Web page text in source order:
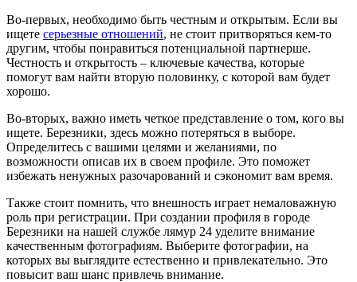
Во-первых, необходимо быть честным и открытым. Если вы
ищете серьезные отношений, не стоит притворяться кем-то
другим, чтобы понравиться потенциальной партнерше.
Честность и открытость – ключевые качества, которые
помогут вам найти вторую половинку, с которой вам будет
хорошо.
Во-вторых, важно иметь четкое представление о том, кого вы
ищете. Березники, здесь можно потеряться в выборе.
Определитесь с вашими целями и желаниями, по
возможности описав их в своем профиле. Это поможет
избежать ненужных разочарований и сэкономит вам время.
Также стоит помнить, что внешность играет немаловажную
роль при регистрации. При создании профиля в городе
Березники на нашей службе лямур 24 уделите внимание
качественным фотографиям. Выберите фотографии, на
которых вы выглядите естественно и привлекательно. Это
повысит ваш шанс привлечь внимание.